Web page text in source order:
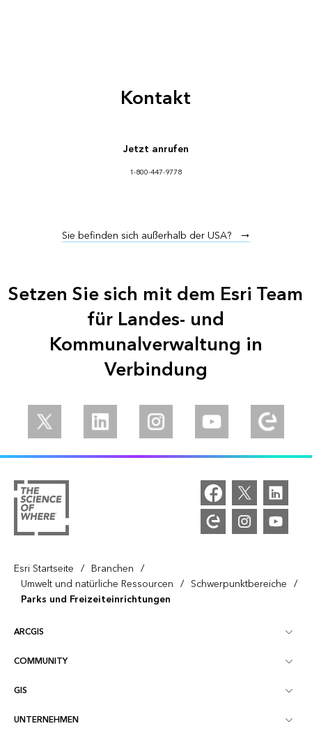
Kontakt
Jetzt anrufen
1-800-447-9778
Sie befinden sich außerhalb der USA?
Setzen Sie sich mit dem Esri Team
für Landes- und
Kommunalverwaltung in
Verbindung
Follow us on TwitterConnect with us on LinkedIn
Follow us on InstagramExplore our YouTube
Explore
Esri Startseite / Branchen /
Umwelt und natürliche Ressourcen / Schwerpunktbereiche /
Parks und Freizeiteinrichtungen
ARCGIS
ArcGIS – Überblick
Kartenerstellung
COMMUNITY
Esri Community
ArcGIS Blog
GIS
Was ist GIS?
UNTERNEHMEN